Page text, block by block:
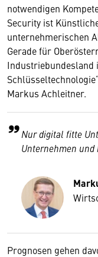
notwendigen
Security ist
unternehmerischen
Gerade für
Industriebundesland
Markus Achleitner.
Nur digital fitte
Unternehmen
Prognosen gehen